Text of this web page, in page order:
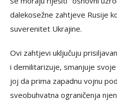
dalekosežne zahtjeve Rusije
suverenitet Ukrajine.
Ovi zahtjevi uključuju
i demilitarizuje, smanjuje
joj da prima zapadnu vojnu
sveobuhvatna ograničenja